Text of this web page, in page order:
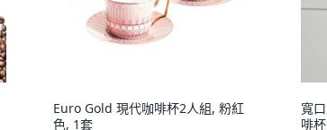
Euro Gold 現代咖啡杯2人組, 粉紅
色, 1套
寬
啡